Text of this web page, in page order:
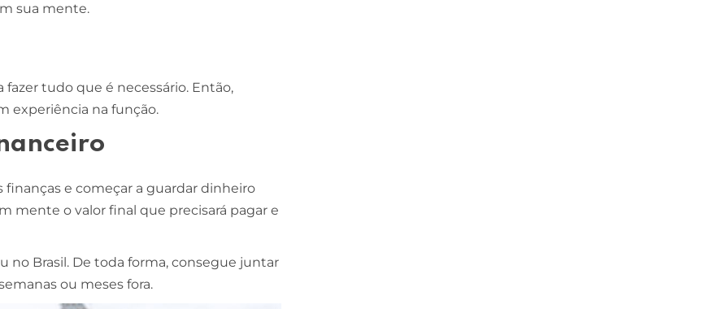
sua mente.
tudo que é necessário. Então,
experiência na função.
e começar a guardar dinheiro
mente o valor final que precisará pagar e
no Brasil. De toda forma, consegue juntar
ou meses fora.